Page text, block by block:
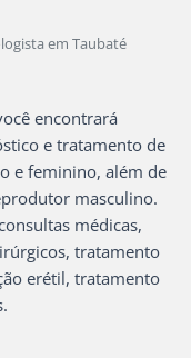
em Taubaté
encontrará
e tratamento de
e feminino, além de
masculino.
médicas,
tratamento
erétil, tratamento